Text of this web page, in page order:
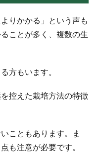
りかかる」という声も
ことが多く、複数の生
方もいます。
控えた栽培方法の特徴
こともあります。ま
も注意が必要です。